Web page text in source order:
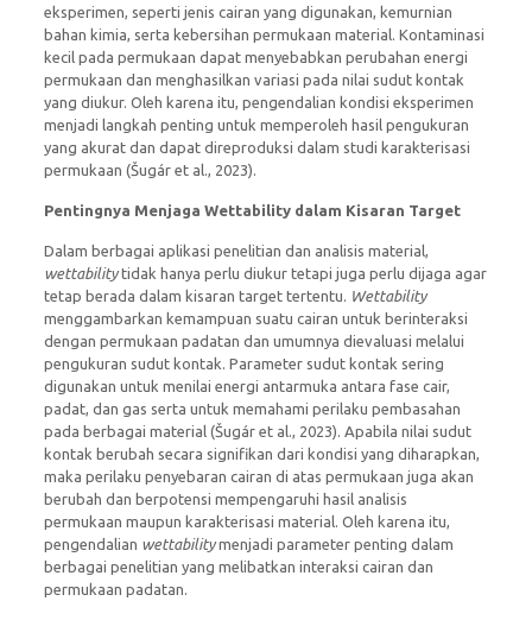
eksperimen, seperti jenis cairan yang digunakan, kemurnian
bahan kimia, serta kebersihan permukaan material. Kontaminasi
kecil pada permukaan dapat menyebabkan perubahan energi
permukaan dan menghasilkan variasi pada nilai sudut kontak
yang diukur. Oleh karena itu, pengendalian kondisi eksperimen
menjadi langkah penting untuk memperoleh hasil pengukuran
yang akurat dan dapat direproduksi dalam studi karakterisasi
permukaan (Šugár et al., 2023).
Pentingnya Menjaga Wettability dalam Kisaran Target
Dalam berbagai aplikasi penelitian dan analisis material,
wettabilitytidak hanya perlu diukur tetapi juga perlu dijaga agar
tetap berada dalam kisaran target tertentu. Wettability
menggambarkan kemampuan suatu cairan untuk berinteraksi
dengan permukaan padatan dan umumnya dievaluasi melalui
pengukuran sudut kontak. Parameter sudut kontak sering
digunakan untuk menilai energi antarmuka antara fase cair,
padat, dan gas serta untuk memahami perilaku pembasahan
pada berbagai material (Šugár et al., 2023). Apabila nilai sudut
kontak berubah secara signifikan dari kondisi yang diharapkan,
maka perilaku penyebaran cairan di atas permukaan juga akan
berubah dan berpotensi mempengaruhi hasil analisis
permukaan maupun karakterisasi material. Oleh karena itu,
pengendalian wettabilitymenjadi parameter penting dalam
berbagai penelitian yang melibatkan interaksi cairan dan
permukaan padatan.